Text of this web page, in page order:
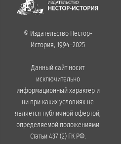
© Издательство Нестор-
История, 1994–2025
Данный сайт носит
исключительно
информационный характер и
ни при каких условиях не
является публичной офертой,
определяемой положениями
Статьи 437 (2) ГК РФ.